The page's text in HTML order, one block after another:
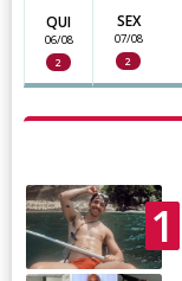
QUI
06/08
2
SEX
07/08
2
1